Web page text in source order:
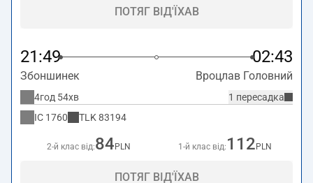
ПОТЯГ ВІД'ЇХАВ
21:49 02:43
Збоншинек Вроцлав Головний
1 пересадка
4год 54хв
IC 1760 TLK 83194
2-й клас від:84 PLN 1-й клас від: 112 PLN
ПОТЯГ ВІД'ЇХАВ